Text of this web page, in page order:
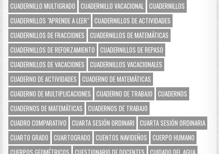
CUADERNILLO MULTIGRADO
CUADERNILLO VACACIONAL
CUADERNILLOS
CUADERNILLOS "APRENDE A LEER" CUADERNILLOS DE ACTIVIDADES
CUADERNILLOS DE FRACCIONES
CUADERNILLOS DE MATEMÁTICAS
CUADERNILLOS DE REFORZAMIENTO
CUADERNILLOS DE REPASO
CUADERNILLOS DE VACACIONES
CUADERNILLOS VACACIONALES
CUADERNO DE ACTIVIDADES
CUADERNO DE MATEMÁTICAS
CUADERNO DE MULTIPLICACIONES
CUADERNO DE TRABAJO
CUADERNOS
CUADERNOS DE MATEMÁTICAS
CUADERNOS DE TRABAJO
CUADRO COMPARATIVO
CUARTA SESIÓN ORDINARI
CUARTA SESIÓN ORDINARIA
CUARTO GRADO
CUARTOGRADO CUENTOS NAVIDEÑOS
CUERPO HUMANO
CUERPOS GEOMÉTRICOS
CUESTIONARIO DE DOCENTES CUIDADO DEL AGUA